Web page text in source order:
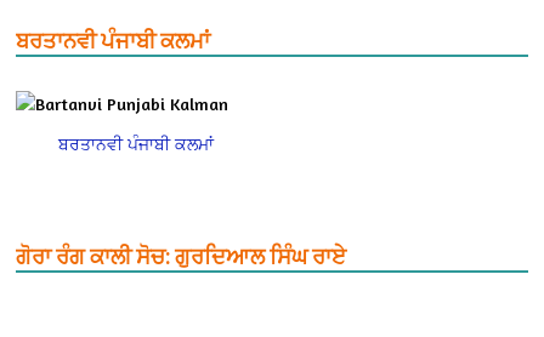
ਬਰਤਾਨਵੀ ਪੰਜਾਬੀ ਕਲਮਾਂ
ਬਰਤਾਨਵੀ ਪੰਜਾਬੀ ਕਲਮਾਂ
ਗੋਰਾ ਰੰਗ ਕਾਲੀ ਸੋਚ: ਗੁਰਦਿਆਲ ਸਿੰਘ ਰਾਏ